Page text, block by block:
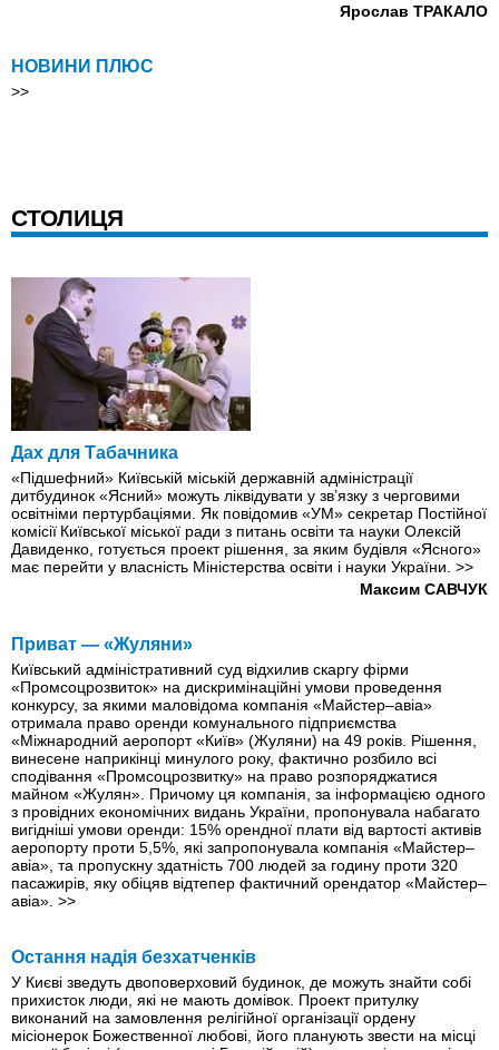
Ярослав ТРАКАЛО
НОВИНИ ПЛЮС
>>
СТОЛИЦЯ
Дах для Табачника
«Підшефний» Київській міській державній адміністрації
дитбудинок «Ясний» можуть ліквідувати у зв’язку з черговими
освітніми пертурбаціями. Як повідомив «УМ» секретар Постійної
комісії Київської міської ради з питань освіти та науки Олексій
Давиденко, готується проект рішення, за яким будівля «Ясного»
має перейти у власність Міністерства освіти і науки України. >>
Максим САВЧУК
Приват — «Жуляни»
Київський адміністративний суд відхилив скаргу фірми
«Промсоцрозвиток» на дискримінаційні умови проведення
конкурсу, за якими маловідома компанія «Майстер–авіа»
отримала право оренди комунального підприємства
«Міжнародний аеропорт «Київ» (Жуляни) на 49 років. Рішення,
винесене наприкінці минулого року, фактично розбило всі
сподівання «Промсоцрозвитку» на право розпоряджатися
майном «Жулян». Причому ця компанія, за інформацією одного
з провідних економічних видань України, пропонувала набагато
вигідніші умови оренди: 15% орендної плати від вартості активів
аеропорту проти 5,5%, які запропонувала компанія «Майстер–
авіа», та пропускну здатність 700 людей за годину проти 320
пасажирів, яку обіцяв відтепер фактичний орендатор «Майстер–
авіа». >>
Остання надія безхатченків
У Києві зведуть двоповерховий будинок, де можуть знайти собі
прихисток люди, які не мають домівок. Проект притулку
виконаний на замовлення релігійної організації ордену
місіонерок Божественної любові, його планують звести на місці